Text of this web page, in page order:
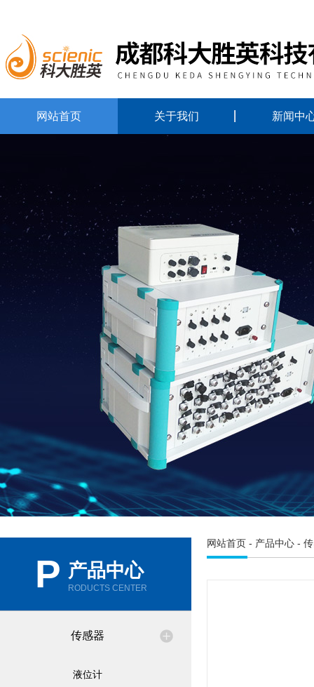
网站首页 关于我们 新闻中
P 产品中心
RODUCTS CENTER
传感器
液位计
网站首页 - 产品中心 -